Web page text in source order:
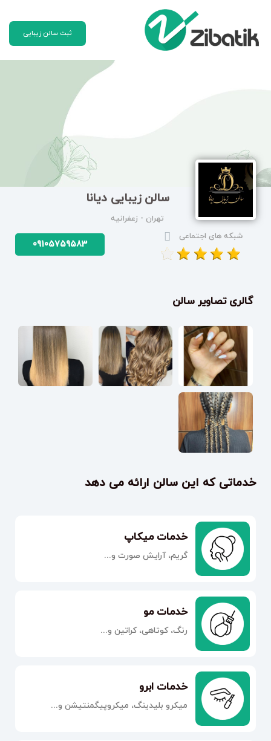
ثبت سالن زیبایی
سالن زیبایی دیانا
تهران - زعفرانیه
شبکه های اجتماعی
09105759583
گالری تصاویر سالن
خدماتی که این سالن ارائه می دهد
خدمات میکاپ
گریم، آرایش صورت و...
خدمات مو
رنگ، کوتاهی، کراتین و...
خدمات ابرو
میکرو بلیدینگ، میکروپیگمنتیشن و...